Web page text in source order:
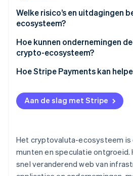
Welke risico’s en uitdagingen
ecosysteem?
Hoe kunnen ondernemingen
crypto-ecosysteem?
Hoe Stripe Payments kan
Aan de slag met Stripe
Het cryptovaluta-ecosysteem is
munten en speculatie ontgroeid.
snel veranderend web van